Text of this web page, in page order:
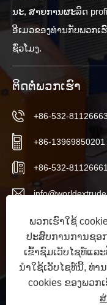
ນະ​, ສາຍ​ການ​ຜະ​ລິດ
ອີ​ເມວ​ຂອງ​ທ່ານ​ກັບ​ພວກ​ເ
ຊົ່ວ​ໂມງ​.
ຕິດ​ຕໍ່​ພວກ​ເຮົາ
+86-532-81126663
+86-13969850201
+86-532-81126661
Nuozhuang,
Qingdao, ແຂວງ
ສະຫງວນລິຂະສິດ © 2024
Links
ພວກເຮົາໃຊ້
ປະສົບການການຊອ
ເຂົ້າຊົມເວັບໄຊທ໌ແລ
ນໍາໃຊ້ເວັບໄຊທ໌ນີ້, ທ່
cookies ຂອງພວກເ